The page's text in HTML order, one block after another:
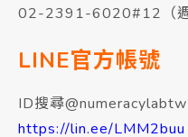
02-2391-6020#12（週
LINE官方帳號
ID搜尋
https://lin.ee/LMM2buu